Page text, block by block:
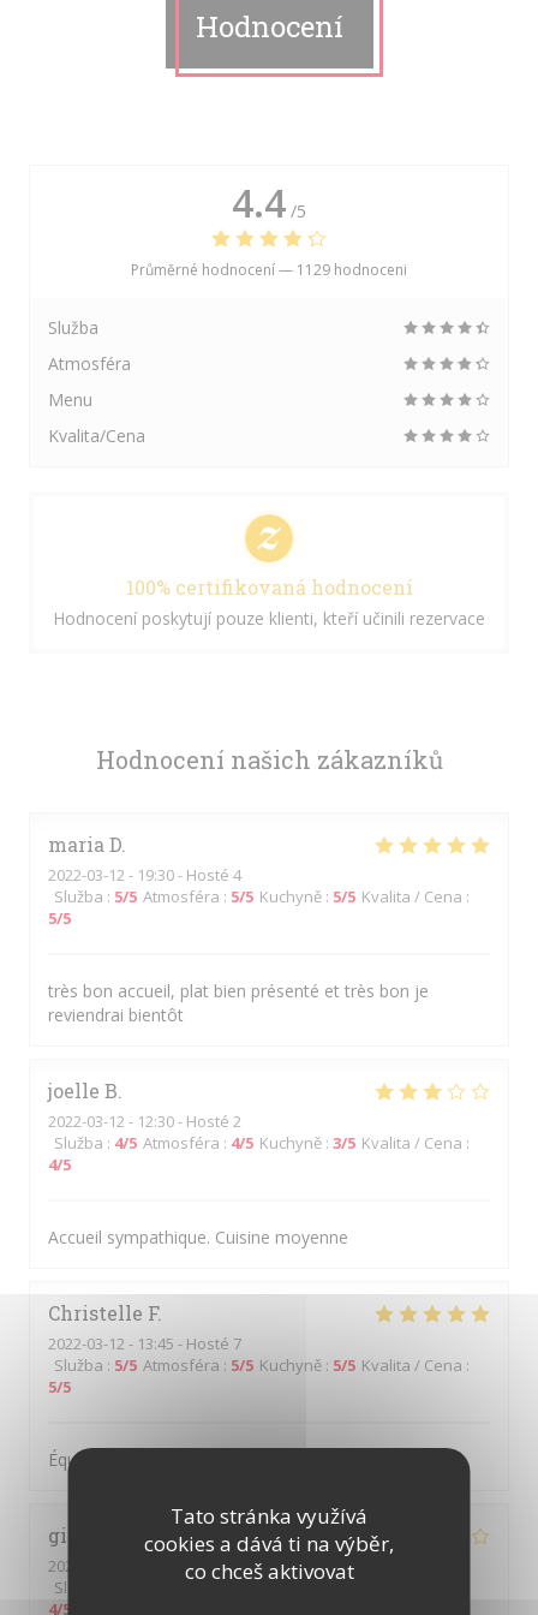
Tato stránka využívá
cookies a dává ti na výběr,
co chceš aktivovat
Hodnocení
Hodnocení našich zákazníků
maria D
2022-03-12 - 19:30 - Hosté 4
Služba : 5/5 Atmosféra : 5/5 Kuchyně : 5/5 Kvalita / Cena :
5/5
très bon accueil, plat bien présenté et très bon je
reviendrai bientôt
joelle B
2022-03-12 - 12:30 - Hosté 2
Služba : 4/5 Atmosféra : 4/5 Kuchyně : 3/5 Kvalita / Cena :
4/5
Accueil sympathique. Cuisine moyenne
Christelle F
2022-03-12- 13:45 - Hosté 7
Služba : 5/5 Atmosféra : 5/5 Kuchyně : 5/5 Kvalita / Cena :
5/5
Équipe sympathique et souriante
gilles
2022-03-11
- 12:00 - Hosté 2
Služba
4/5
4.4 /5
Průměrné hodnocení — 1129 hodnoceni
Služba
Atmosféra
Menu
Kvalita/Cena
100% certifikovaná hodnocení
Hodnocení poskytují pouze klienti, kteří učinili rezervace